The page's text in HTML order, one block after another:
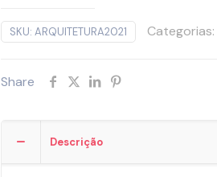
SKU: ARQUITETURA2021 Categorias:
Share
Descrição